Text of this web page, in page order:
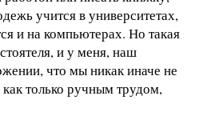
учится в университетах,
и на компьютерах. Но такая
и у меня, наш
что мы никак иначе не
только ручным трудом,